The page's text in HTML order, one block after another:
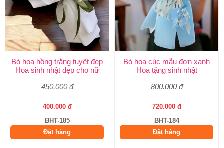
Bó hoa hồng trắng tuyệt đẹp
Hoa sinh nhật đẹp cho nữ
450.000 đ
400.000 đ
BHT-185
Đặt hàng
Bó hoa cúc mẫu đơn xanh
Hoa tặng sinh nhật
800.000 đ
720.000 đ
BHT-184
Đặt hàng